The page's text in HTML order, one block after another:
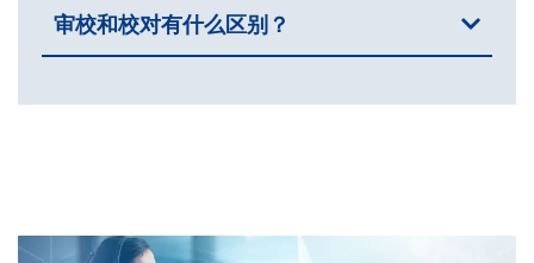
审校和校对有什么区别？